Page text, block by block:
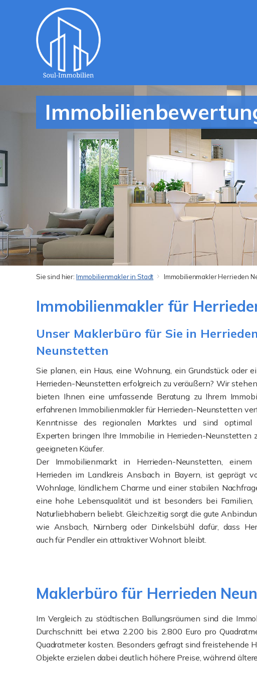
Sie sind hier: Immobilienmakler in Stadt Immobilienmakler Herrieden
Immobilienmakler für
Unser Maklerbüro für Sie in Herrieden
Neunstetten
Sie planen, ein Haus, eine Wohnung, ein Grundstück oder
Herrieden-Neunstetten erfolgreich zu veräußern? Wir
bieten Ihnen eine umfassende Beratung zu Ihrem
erfahrenen Immobilienmakler für Herrieden-Neunstetten
Kenntnisse des regionalen Marktes und sind optimal
Experten bringen Ihre Immobilie in Herrieden-Neunstetten
geeigneten Käufer.
Der Immobilienmarkt in Herrieden-Neunstetten,
Herrieden im Landkreis Ansbach in Bayern, ist geprägt
Wohnlage, ländlichem Charme und einer stabilen
eine hohe Lebensqualität und ist besonders bei Familien,
Naturliebhabern beliebt. Gleichzeitig sorgt die gute
wie Ansbach, Nürnberg oder Dinkelsbühl dafür, dass
auch für Pendler ein attraktiver Wohnort bleibt.
Maklerbüro für Herrieden
Im Vergleich zu städtischen Ballungsräumen sind die
Durchschnitt bei etwa 2.200 bis 2.800 Euro pro
Quadratmeter kosten. Besonders gefragt sind freistehende
Objekte erzielen dabei deutlich höhere Preise, während